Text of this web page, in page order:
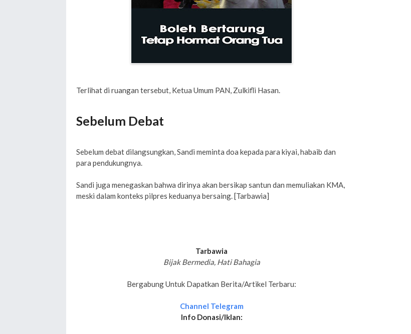
Terlihat di ruangan tersebut, Ketua Umum PAN, Zulkifli Hasan.
Sebelum Debat
Sebelum debat dilangsungkan, Sandi meminta doa kepada para kiyai, habaib dan
para pendukungnya.
Sandi juga menegaskan bahwa dirinya akan bersikap santun dan memuliakan KMA,
meski dalam konteks pilpres keduanya bersaing. [Tarbawia]
Tarbawia
Bijak Bermedia, Hati Bahagia
Bergabung Untuk Dapatkan Berita/Artikel Terbaru:
Channel Telegram
Info Donasi/Iklan: